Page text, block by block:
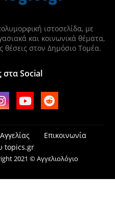
ιστοσελίδα, με
και κοινωνικά θέματα,
θέσεις στον Δημόσιο Τομέα.
στα Social
Επικοινωνία
topics.gr
2021 © Αγγελιολόγιο